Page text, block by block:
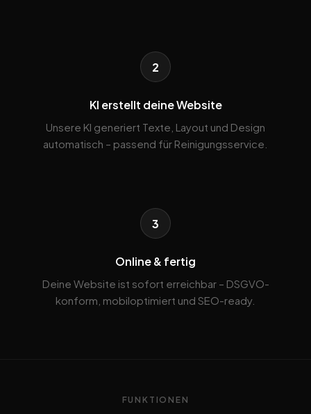
2
KI erstellt deine Website
Unsere KI generiert Texte, Layout und Design
automatisch – passend für Reinigungsservice.
3
Online & fertig
Deine Website ist sofort erreichbar – DSGVO-
konform, mobiloptimiert und SEO-ready.
FUNKTIONEN